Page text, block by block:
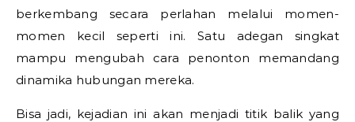
berkembang secara perlahan melalui momen-
momen kecil seperti ini. Satu adegan singkat
mampu mengubah cara penonton memandang
dinamika hubungan mereka.
Bisa jadi, kejadian ini akan menjadi titik balik yang